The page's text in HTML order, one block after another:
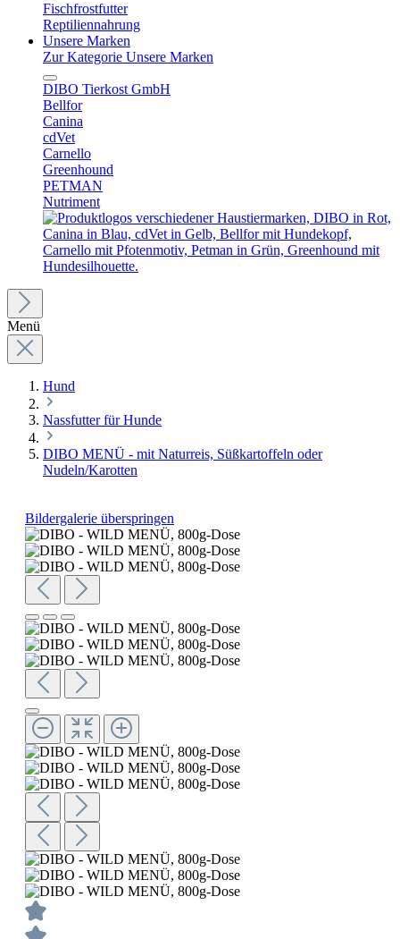
Fischfrostfutter
Reptiliennahrung
Unsere Marken
Zur Kategorie Unsere Marken
DIBO Tierkost GmbH
Bellfor
Canina
cdVet
Carnello
Greenhound
PETMAN
Nutriment
Menü
Hund
Nassfutter für Hunde
DIBO MENÜ - mit Naturreis, Süßkartoffeln oder
Nudeln/Karotten
Bildergalerie überspringen